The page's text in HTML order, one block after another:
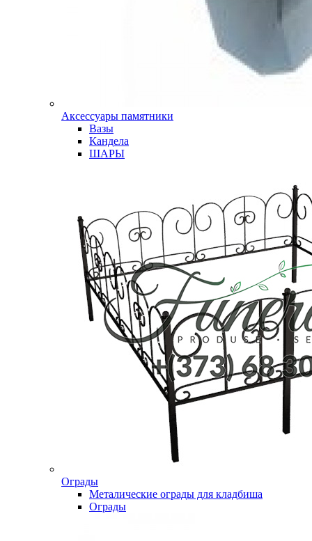
Аксессуары памятники
Вазы
Кандела
ШАРЫ
Ограды
Металические ограды для кладбиша
Ограды